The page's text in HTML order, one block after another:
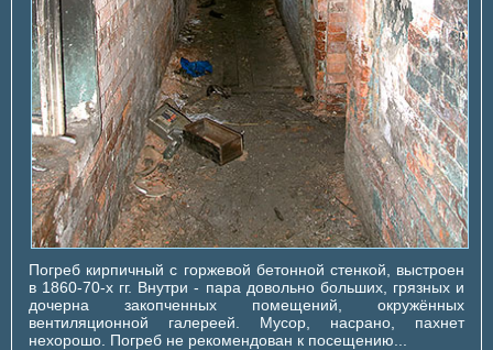
Погреб кирпичный с горжевой бетонной стенкой, выстроен
в 1860-70-х гг. Внутри - пара довольно больших, грязных и
дочерна закопченных помещений, окружённых
вентиляционной галереей. Мусор, насрано, пахнет
нехорошо. Погреб не рекомендован к посещению...